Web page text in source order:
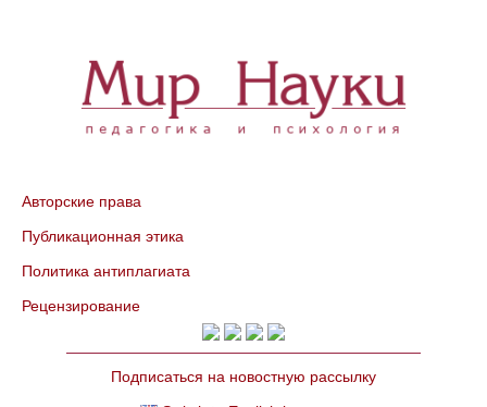
Авторские права
Публикационная этика
Политика антиплагиата
Рецензирование
Подписаться на новостную рассылку